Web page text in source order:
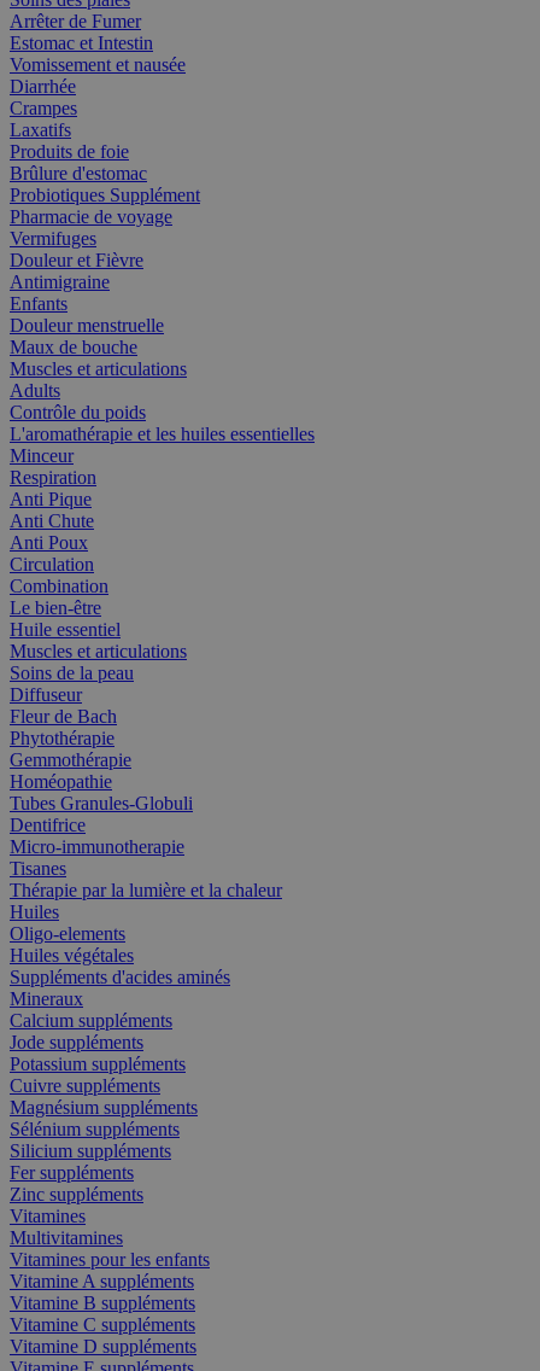
Arrêter de Fumer
Estomac et Intestin
Vomissement et nausée
Diarrhée
Crampes
Laxatifs
Produits de foie
Brûlure d'estomac
Probiotiques Supplément
Pharmacie de voyage
Vermifuges
Douleur et Fièvre
Antimigraine
Enfants
Douleur menstruelle
Maux de bouche
Muscles et articulations
Adults
Contrôle du poids
L'aromathérapie et les huiles essentielles
Minceur
Respiration
Anti Pique
Anti Chute
Anti Poux
Circulation
Combination
Le bien-être
Huile essentiel
Muscles et articulations
Soins de la peau
Diffuseur
Fleur de Bach
Phytothérapie
Gemmothérapie
Homéopathie
Tubes Granules-Globuli
Dentifrice
Micro-immunotherapie
Tisanes
Thérapie par la lumière et la chaleur
Huiles
Oligo-elements
Huiles végétales
Suppléments d'acides aminés
Mineraux
Calcium suppléments
Jode suppléments
Potassium suppléments
Cuivre suppléments
Magnésium suppléments
Sélénium suppléments
Silicium suppléments
Fer suppléments
Zinc suppléments
Vitamines
Multivitamines
Vitamines pour les enfants
Vitamine A suppléments
Vitamine B suppléments
Vitamine C suppléments
Vitamine D suppléments